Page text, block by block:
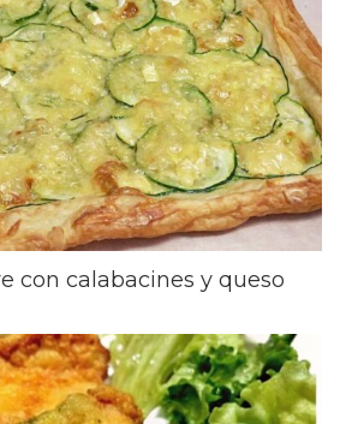
con calabacines y queso